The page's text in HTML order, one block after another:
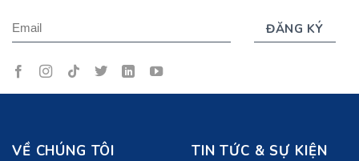
VỀ CHÚNG TÔI TIN TỨC & SỰ KIỆN